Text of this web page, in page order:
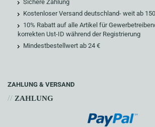
Sichere Zahlung
Kostenloser Versand deutschland- weit ab
10% Rabatt auf alle Artikel für
korrekten Ust-ID während der Registrierung
Mindestbestellwert ab 24 €
ZAHLUNG & VERSAND
// ZAHLUNG